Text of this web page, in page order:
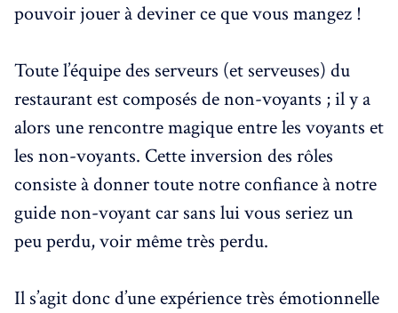
pouvoir jouer à deviner ce que vous mangez !
Toute l’équipe des serveurs (et serveuses) du
restaurant est composés de non-voyants ; il y a
alors une rencontre magique entre les voyants et
les non-voyants. Cette inversion des rôles
consiste à donner toute notre confiance à notre
guide non-voyant car sans lui vous seriez un
peu perdu, voir même très perdu.
Il s’agit donc d’une expérience très émotionnelle